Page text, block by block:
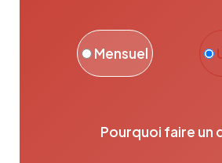
Mensuel
Pourquoi faire un